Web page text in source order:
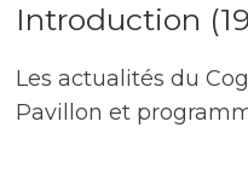
Introduction
Les actualités du
Pavillon et